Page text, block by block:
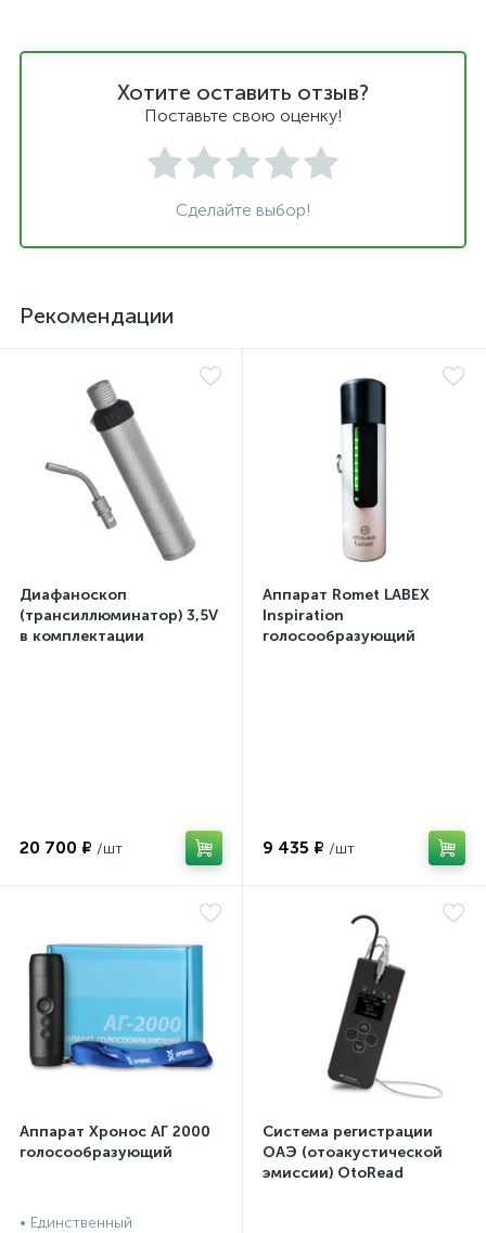
Хотите оставить отзыв?
Поставьте свою оценку!
Сделайте выбор!
Рекомендации
Диафаноскоп
(трансиллюминатор) 3,5V
в комплектации
20 700 ₽
Аппарат Romet LABEX
Inspiration
голосообразующий
9 435 ₽
Аппарат Хронос АГ 2000
голосообразующий
• Единственный
Система регистрации
ОАЭ (отоакустической
эмиссии) OtoRead